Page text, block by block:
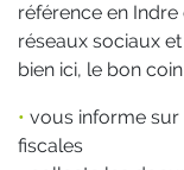
référence en Indre
réseaux sociaux
bien ici, le bon coin
• vous informe
fiscales